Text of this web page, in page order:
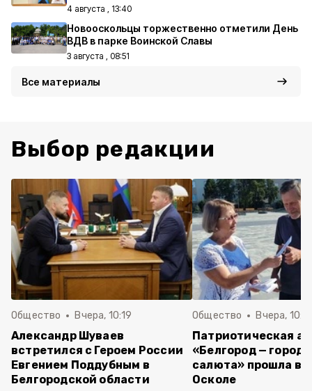
4 августа , 13:40
Новооскольцы торжественно отметили День
ВДВ в парке Воинской Славы
3 августа , 08:51
Все материалы
Выбор редакции
Общество Вчера, 10:19
Александр Шуваев
встретился с Героем России
Евгением Поддубным в
Белгородской области
Общество Вчера,
Патриотическая
«Белгород — город
салюта» прошла в
Осколе